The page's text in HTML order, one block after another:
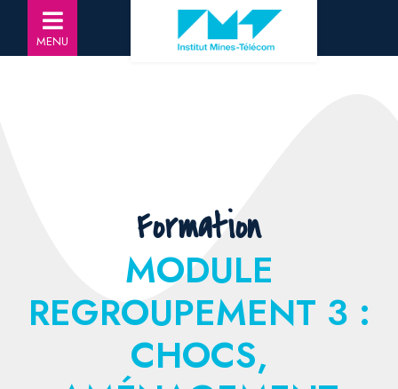
MENU
Formation
MODULE
REGROUPEMENT 3 :
CHOCS,